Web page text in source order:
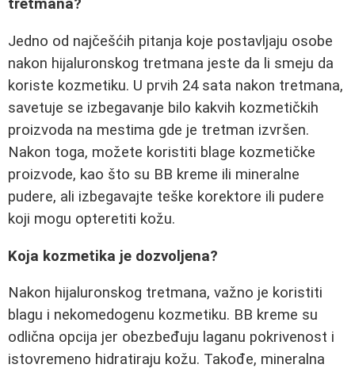
tretmana?
Jedno od najčešćih pitanja koje postavljaju osobe
nakon hijaluronskog tretmana jeste da li smeju da
koriste kozmetiku. U prvih 24 sata nakon tretmana,
savetuje se izbegavanje bilo kakvih kozmetičkih
proizvoda na mestima gde je tretman izvršen.
Nakon toga, možete koristiti blage kozmetičke
proizvode, kao što su BB kreme ili mineralne
pudere, ali izbegavajte teške korektore ili pudere
koji mogu opteretiti kožu.
Koja kozmetika je dozvoljena?
Nakon hijaluronskog tretmana, važno je koristiti
blagu i nekomedogenu kozmetiku. BB kreme su
odlična opcija jer obezbeđuju laganu pokrivenost i
istovremeno hidratiraju kožu. Takođe, mineralna